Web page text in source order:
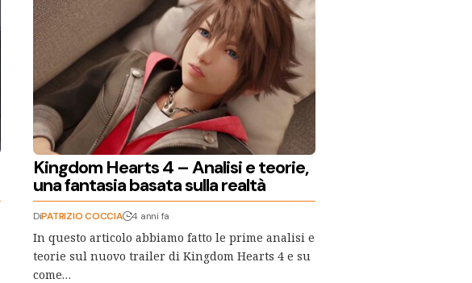
Kingdom Hearts 4 – Analisi e teorie,
una fantasia basata sulla realtà
DiPATRIZIO COCCIA 4 anni fa
In questo articolo abbiamo fatto le prime analisi e
teorie sul nuovo trailer di Kingdom Hearts 4 e su
come…